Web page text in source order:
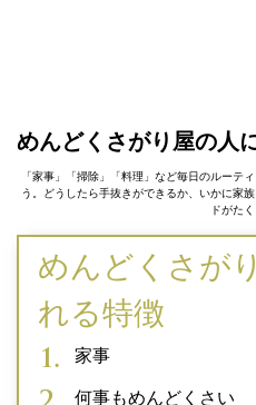
めんどくさがり屋の人
「家事」「掃除」「料理」など毎日のルーテ
う。どうしたら手抜きができるか、いかに家
ドがたく
めんどくさが
れる特徴
家事
何事もめんどくさい